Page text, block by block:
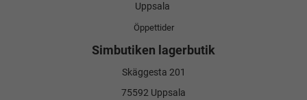
Uppsala
Öppettider
Simbutiken lagerbutik
Skäggesta 201
75592 Uppsala